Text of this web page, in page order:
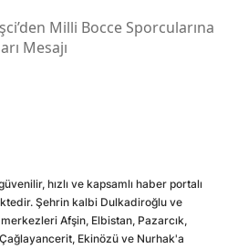
Milli Bocce Sporcularına
Mesajı
hızlı ve kapsamlı haber portalı
Şehrin kalbi Dulkadiroğlu ve
Afşin, Elbistan, Pazarcık,
Ekinözü ve Nurhak'a